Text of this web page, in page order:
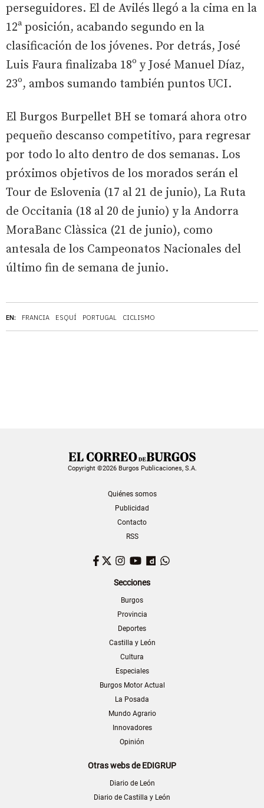
EN: FRANCIA ESQUÍ PORTUGAL CICLISMO
perseguidores. El de Avilés llegó a la cima en la
12ª posición, acabando segundo en la
clasificación de los jóvenes. Por detrás, José
Luis Faura finalizaba 18º y José Manuel Díaz,
23º, ambos sumando también puntos UCI.
El Burgos Burpellet BH se tomará ahora otro
pequeño descanso competitivo, para regresar
por todo lo alto dentro de dos semanas. Los
próximos objetivos de los morados serán el
Tour de Eslovenia (17 al 21 de junio), La Ruta
de Occitania (18 al 20 de junio) y la Andorra
MoraBanc Clàssica (21 de junio), como
antesala de los Campeonatos Nacionales del
último fin de semana de junio.
Copyright ©2026 Burgos Publicaciones, S.A.
Quiénes somos
Publicidad
Contacto
RSS
Facebook
TwitterInstagram
YouTubeDailymotion
Secciones
Burgos
Provincia
Deportes
Castilla y León
Cultura
Especiales
Burgos Motor Actual
La Posada
Mundo Agrario
Innovadores
Opinión
Otras webs de EDIGRUP
Diario de León
Diario de Castilla y León